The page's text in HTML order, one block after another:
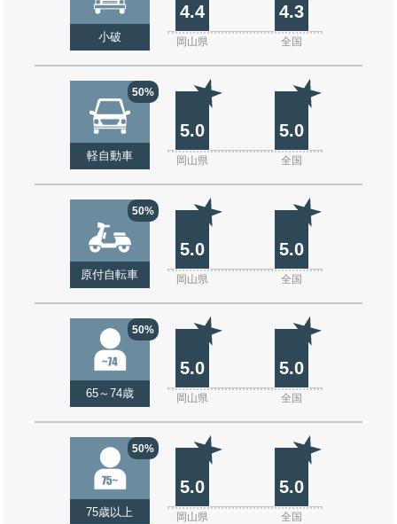
小破
4.4 4.3
岡山県 全国
50%
軽自動車
5.0 5.0
岡山県 全国
50%
原付自転車
5.0 5.0
岡山県 全国
50%
65～74歳
5.0 5.0
岡山県 全国
50%
75歳以上
5.0 5.0
岡山県 全国